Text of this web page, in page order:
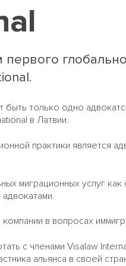
первого
быть только одно
в Латвии.
практики является
миграционных услуг
в вопросах
с членами Visalaw
альянса в своей